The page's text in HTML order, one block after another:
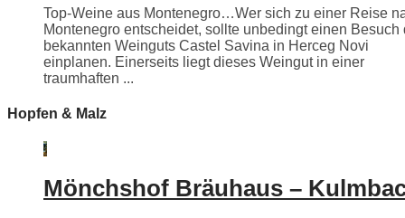
Top-Weine aus Montenegro…Wer sich zu einer Reise
Montenegro entscheidet, sollte unbedingt einen Besuch
bekannten Weinguts Castel Savina in Herceg Novi
einplanen. Einerseits liegt dieses Weingut in einer
traumhaften ...
Hopfen & Malz
Mönchshof Bräuhaus –